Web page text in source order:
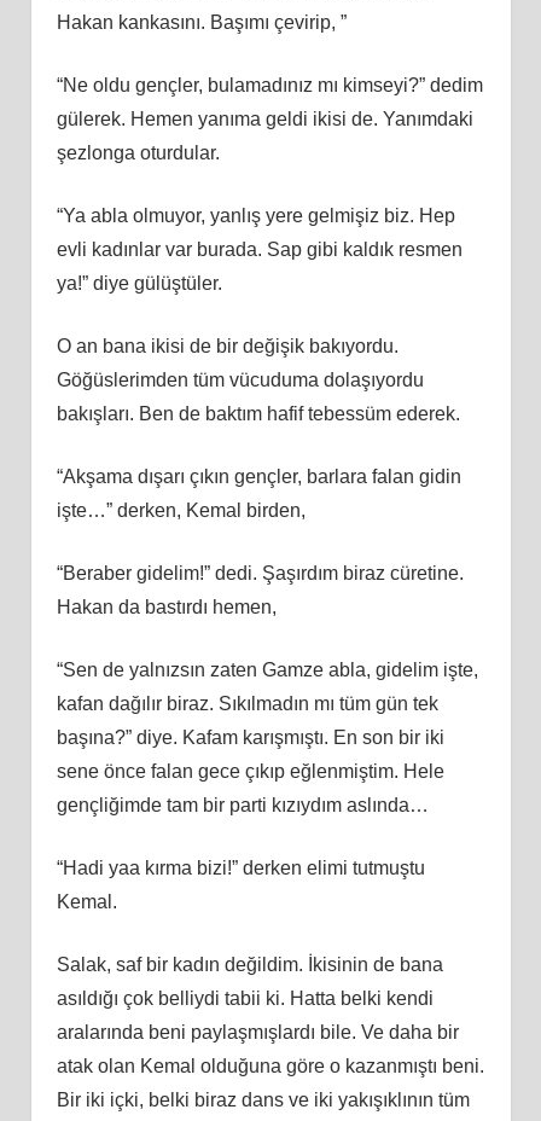
Hakan kankasını. Başımı çevirip, ”
“Ne oldu gençler, bulamadınız mı kimseyi?” dedim
gülerek. Hemen yanıma geldi ikisi de. Yanımdaki
şezlonga oturdular.
“Ya abla olmuyor, yanlış yere gelmişiz biz. Hep
evli kadınlar var burada. Sap gibi kaldık resmen
ya!” diye gülüştüler.
O an bana ikisi de bir değişik bakıyordu.
Göğüslerimden tüm vücuduma dolaşıyordu
bakışları. Ben de baktım hafif tebessüm ederek.
“Akşama dışarı çıkın gençler, barlara falan gidin
işte…” derken, Kemal birden,
“Beraber gidelim!” dedi. Şaşırdım biraz cüretine.
Hakan da bastırdı hemen,
“Sen de yalnızsın zaten Gamze abla, gidelim işte,
kafan dağılır biraz. Sıkılmadın mı tüm gün tek
başına?” diye. Kafam karışmıştı. En son bir iki
sene önce falan gece çıkıp eğlenmiştim. Hele
gençliğimde tam bir parti kızıydım aslında…
“Hadi yaa kırma bizi!” derken elimi tutmuştu
Kemal.
Salak, saf bir kadın değildim. İkisinin de bana
asıldığı çok belliydi tabii ki. Hatta belki kendi
aralarında beni paylaşmışlardı bile. Ve daha bir
atak olan Kemal olduğuna göre o kazanmıştı beni.
Bir iki içki, belki biraz dans ve iki yakışıklının tüm